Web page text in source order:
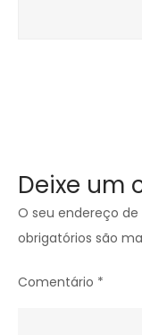
Deixe um
O seu endereço
obrigatórios são
Comentário *